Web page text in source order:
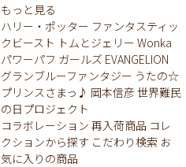
もっと見る
ハリー・ポッター ファンタスティッ
クビースト トムとジェリー Wonka
パワーパフ ガールズ EVANGELION
グランブルーファンタジー うたの☆
プリンスさまっ♪ 岡本信彦世界難民
の日プロジェクト
コラボレーション 再入荷商品 コレ
クションから探す こだわり検索 お
気に入りの商品